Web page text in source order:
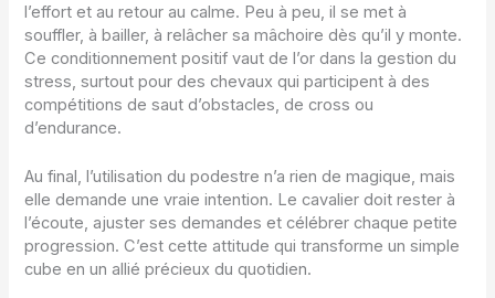
l’effort et au retour au calme. Peu à peu, il se met à
souffler, à bailler, à relâcher sa mâchoire dès qu’il y monte.
Ce conditionnement positif vaut de l’or dans la gestion du
stress, surtout pour des chevaux qui participent à des
compétitions de saut d’obstacles, de cross ou
d’endurance.
Au final, l’utilisation du podestre n’a rien de magique, mais
elle demande une vraie intention. Le cavalier doit rester à
l’écoute, ajuster ses demandes et célébrer chaque petite
progression. C’est cette attitude qui transforme un simple
cube en un allié précieux du quotidien.